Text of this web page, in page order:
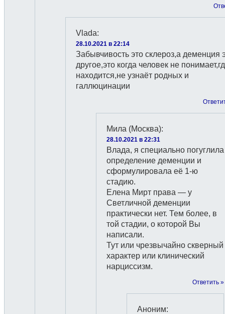
Vlada:
28.10.2021 в 22:14
Забывчивость это склероз,а деменция
другое,это когда человек не
находится,не узнаёт родных и
галлюцинации
Мила (Москва):
28.10.2021 в 22:31
Влада, я специально погуглила
определение деменции и
сформулировала её 1-ю
стадию.
Елена Мирт права — у
Светличной деменции
практически нет. Тем более, в
той стадии, о которой Вы
написали.
Тут или чрезвычайно скверный
характер или клинический
нарциссизм.
Ответить »
Аноним: